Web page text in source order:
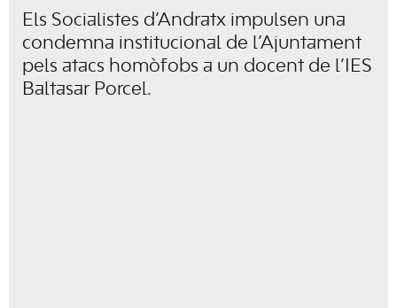
Els Socialistes d’Andratx impulsen una
condemna institucional de l’Ajuntament
pels atacs homòfobs a un docent de l’IES
Baltasar Porcel.